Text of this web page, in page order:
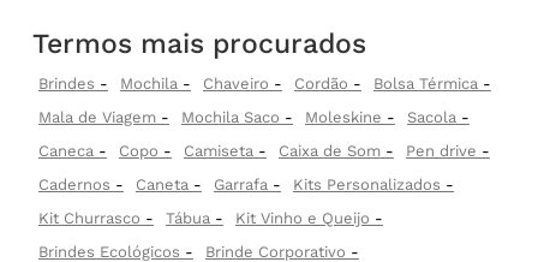
Termos mais procurados
Brindes Mochila Chaveiro Cordão
Bolsa Térmica
Mala de Viagem
Mochila Saco Moleskine
Sacola
Caneca
Copo Camiseta Caixa de Som
Pen drive
Cadernos
Caneta Garrafa
Kits Personalizados
Kit Churrasco
Tábua
Kit Vinho e Queijo
Brindes Ecológicos
Brinde Corporativo